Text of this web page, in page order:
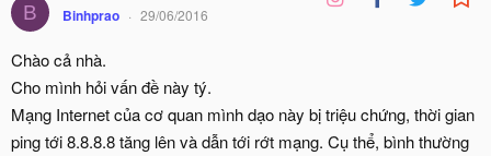
B Binhprao 29/06/2016
Chào cả nhà.
Cho mình hỏi vấn đề này tý.
Mạng Internet của cơ quan mình dạo này bị triệu chứng, thời gian
ping tới 8.8.8.8 tăng lên và dẫn tới rớt mạng. Cụ thể, bình thường